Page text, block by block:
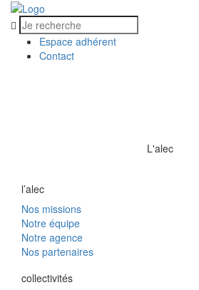
Espace adhérent
Contact
L'alec
l’alec
Nos missions
Notre équipe
Notre agence
Nos partenaires
collectivités